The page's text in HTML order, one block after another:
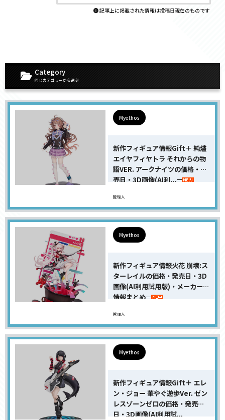
記事上に掲載された情報は投稿日現在のものです
Category
同じカテゴリーから選ぶ
Myethos
新作フィギュア情報Gift＋ 純燼
エイヤフィヤトラ それからの物
語VER. アークナイツの価格・発
売日・3D画像(AI利...
管理人
Myethos
新作フィギュア情報火花 崩壊:ス
ターレイルの価格・発売日・3D
画像(AI利用試用版)・メーカー、
情報まとめ
管理人
Myethos
新作フィギュア情報Gift＋ エレ
ン・ジョー 華やぐ遊歩Ver. ゼン
レスゾーンゼロの価格・発売
日・3D画像(AI利用試...